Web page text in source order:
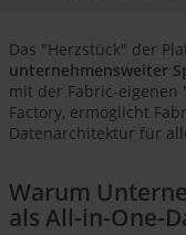
Das "Herzstück" der
unternehmensweiter
mit der Fabric-eigenen
Factory, ermöglicht
Datenarchitektur für
Warum
als All-in-One-